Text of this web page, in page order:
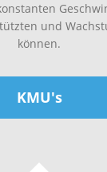
und
können.
KMU's